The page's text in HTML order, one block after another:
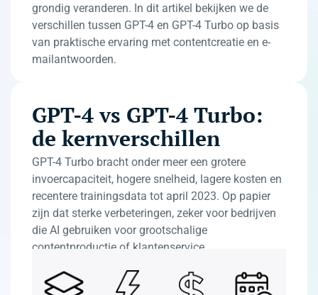
grondig veranderen. In dit artikel bekijken we de
verschillen tussen GPT-4 en GPT-4 Turbo op basis
van praktische ervaring met contentcreatie en e-
mailantwoorden.
GPT-4 vs GPT-4 Turbo:
de kernverschillen
GPT-4 Turbo bracht onder meer een grotere
invoercapaciteit, hogere snelheid, lagere kosten en
recentere trainingsdata tot april 2023. Op papier
zijn dat sterke verbeteringen, zeker voor bedrijven
die AI gebruiken voor grootschalige
contentproductie of klantenservice.